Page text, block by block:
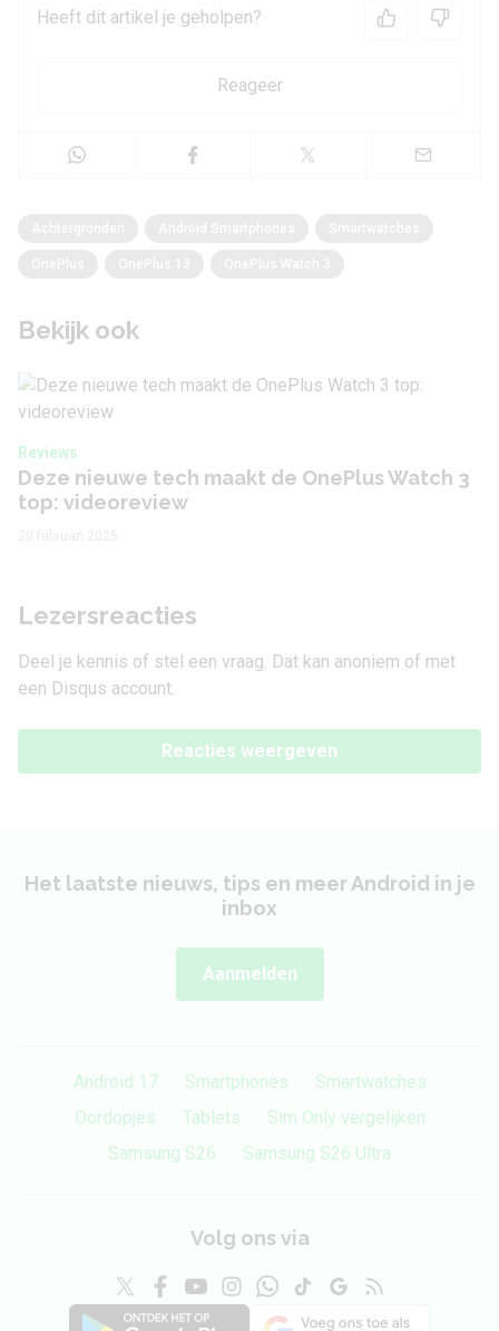
Heeft dit artikel je geholpen?
Reageer
Bekijk ook
Reviews
Deze nieuwe tech maakt de OnePlus Watch 3
top: videoreview
Lezersreacties
Deel je kennis of stel een vraag. Dat kan anoniem of met
een Disqus account.
Reacties weergeven
Het laatste nieuws, tips en meer Android in je
inbox
Aanmelden
Android 17 Smartphones
Smartwatches
Oordopjes
Tablets
Sim Only vergelijken
Samsung S26
Samsung S26 Ultra
Volg ons via